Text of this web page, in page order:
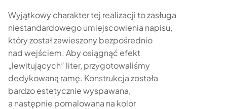
Wyjątkowy charakter tej realizacji to zasługa
niestandardowego umiejscowienia napisu,
który został zawieszony bezpośrednio
nad wejściem. Aby osiągnąć efekt
„lewitujących” liter, przygotowaliśmy
dedykowaną ramę. Konstrukcja została
bardzo estetycznie wyspawana,
a następnie pomalowana na kolor